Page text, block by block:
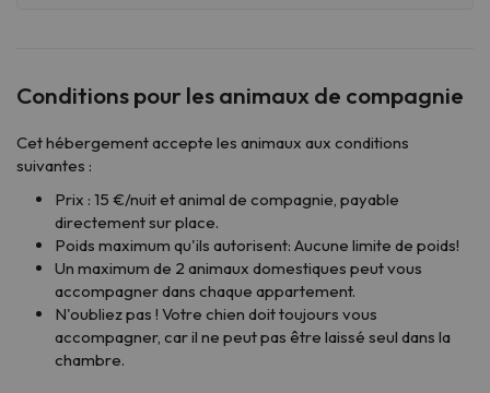
Conditions pour les animaux de compagnie
Cet hébergement accepte les animaux aux conditions
suivantes :
Prix : 15 €/nuit et animal de compagnie, payable
directement sur place.
Poids maximum qu'ils autorisent: Aucune limite de poids!
Un maximum de 2 animaux domestiques peut vous
accompagner dans chaque appartement.
N'oubliez pas ! Votre chien doit toujours vous
accompagner, car il ne peut pas être laissé seul dans la
chambre.